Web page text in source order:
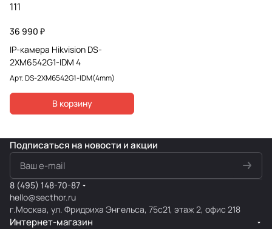
111
36 990 ₽
IP-камера Hikvision DS-
2XM6542G1-IDM 4
Арт.DS-2XM6542G1-IDM(4mm)
В корзину
Подписаться на новости и акции
8 (495) 148-70-87
hello@secthor.ru
г.Москва, ул. Фридриха Энгельса, 75с21, этаж 2, офис 218
Интернет-магазин